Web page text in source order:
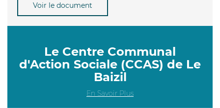
Voir le document
Le Centre Communal
d'Action Sociale (CCAS) de Le
Baizil
En Savoir Plus